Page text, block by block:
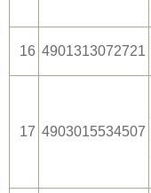
16 4901313072721
17 4903015534507